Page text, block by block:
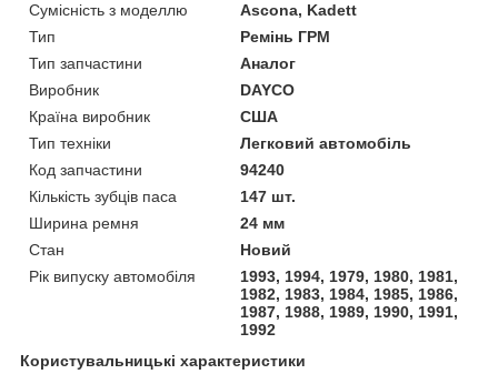
Сумісність з моделлю
Ascona, Kadett
Тип
Ремінь ГРМ
Тип запчастини
Аналог
Виробник
DAYCO
Країна виробник
США
Тип техніки
Легковий автомобіль
Код запчастини
94240
Кількість зубців паса
147 шт.
Ширина ремня
24 мм
Стан
Новий
Рік випуску автомобіля
1993, 1994, 1979, 1980, 1981,
1982, 1983, 1984, 1985, 1986,
1987, 1988, 1989, 1990, 1991,
1992
Користувальницькі характеристики